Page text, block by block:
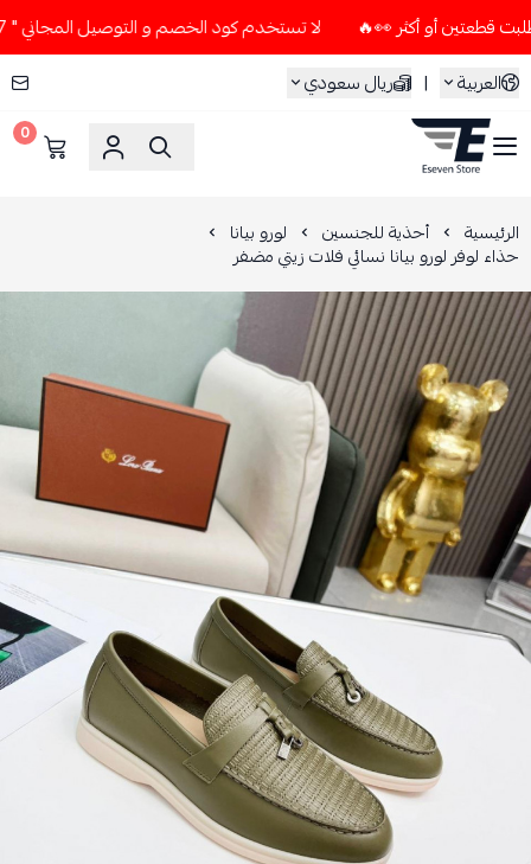
لا تستخدم كود الخصم و التوصيل المجاني " N7 " إلا إذا طلبت قطعتين أو أكثر 👀🔥
العربية
| ريال سعودي
ESEVEN STORE
0
الرئيسية أحذية للجنسين لورو بيانا
حذاء لوفر لورو بيانا نسائي فلات زيتي مضفر